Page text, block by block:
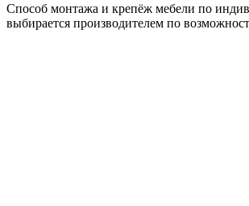
Способ монтажа и крепёж мебели по
выбирается производителем по